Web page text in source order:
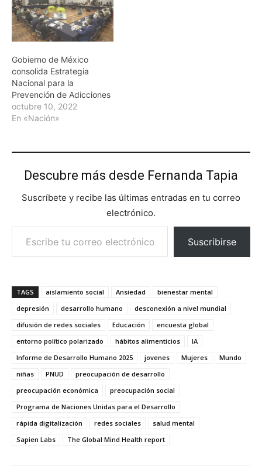
Gobierno de México
consolida Estrategia
Nacional para la
Prevención de Adicciones
octubre 10, 2022
En «Nación»
Descubre más desde Fernanda Tapia
Suscríbete y recibe las últimas entradas en tu correo
electrónico.
Escribe tu correo electrónico…
Suscribirse
TAGS aislamiento social Ansiedad
bienestar mental
depresión
desarrollo humano
desconexión a nivel mundial
difusión de redes sociales
Educación
encuesta global
entorno político polarizado
hábitos alimenticios
IA
Informe de Desarrollo Humano 2025
jovenes Mujeres
Mundo
niñas
PNUD
preocupación de desarrollo
preocupación económica
preocupación social
Programa de Naciones Unidas para el Desarrollo
rápida digitalización
redes sociales
salud mental
Sapien Labs
The Global Mind Health report